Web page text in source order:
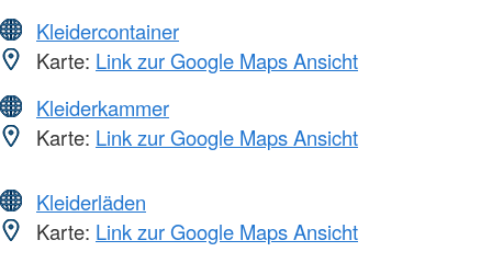
Kleidercontainer
Karte: Link zur Google Maps Ansicht
Kleiderkammer
Karte: Link zur Google Maps Ansicht
Kleiderläden
Karte: Link zur Google Maps Ansicht